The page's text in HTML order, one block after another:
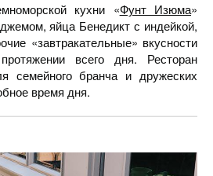
кухни «Фунт Изюма»
яйца Бенедикт с индейкой,
«завтракательные» вкусности
всего дня. Ресторан
семейного бранча и дружеских
время дня.